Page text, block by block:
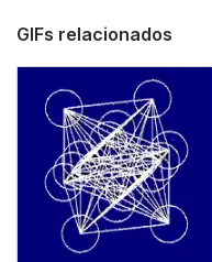
GIFs relacionados